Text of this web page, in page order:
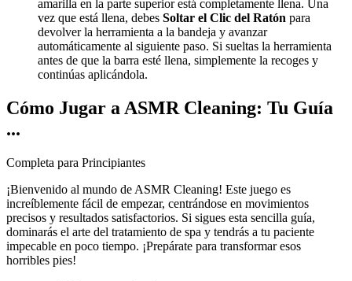
amarilla en la parte superior está completamente llena. Una
vez que está llena, debes Soltar el Clic del Ratón para
devolver la herramienta a la bandeja y avanzar
automáticamente al siguiente paso. Si sueltas la herramienta
antes de que la barra esté llena, simplemente la recoges y
continúas aplicándola.
Cómo Jugar a ASMR Cleaning: Tu Guía
...
Completa para Principiantes
¡Bienvenido al mundo de ASMR Cleaning! Este juego es
increíblemente fácil de empezar, centrándose en movimientos
precisos y resultados satisfactorios. Si sigues esta sencilla guía,
dominarás el arte del tratamiento de spa y tendrás a tu paciente
impecable en poco tiempo. ¡Prepárate para transformar esos
horribles pies!